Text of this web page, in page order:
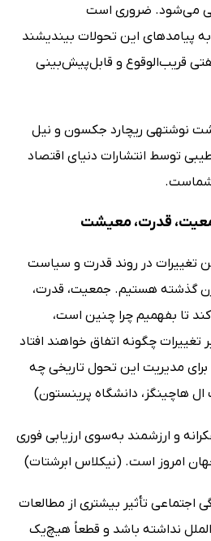
می‌شود. ضروری است
پیامدهای این تحولات بیندیشند
قریب‌الوقوع و قابل‌پیش‌بینی
کتاب جمعیت، قدرت، معیشت نوشته‎ی ریچارد جکسون و نیل
توسط انتشارات دنیای اقتصاد
شماست.
قدرت، معیشت
تغییرات در روند قدرت و سیاست
گذشته هستیم. جمعیت، قدرت،
تا بفهمیم چرا چنین است،
چگونه اتفاق خواهند افتاد
برای مدیریت این تحول تاریخی چه
ال هاچینگز، دانشگاه پرینستون)
و ارزشمند به‌سوی ارزیابی فوری
امروز است. (نیکلاس ابرشتات)
اجتماعی تأثیر بیشتری از مطالعات
نداشته باشد و قطعاً هیچ‌یک